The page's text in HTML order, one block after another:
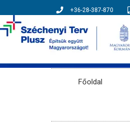
+36-28-387-870
Főoldal